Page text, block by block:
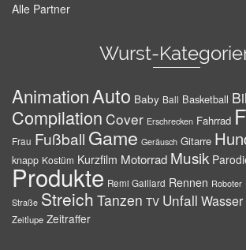
Alle Partner
Wurst-
AnimationAuto Baby Ball Basketball
Compilation Cover Erschrecken Fahrrad
Frau Fußball Game Geräusch Gitarre
knapp Kostüm Kurzfilm Motorrad Musik
Produkte Remi Gaillard Rennen Roboter
Straße Streich Tanzen TV Unfall Wasser
Zeitlupe Zeitraffer